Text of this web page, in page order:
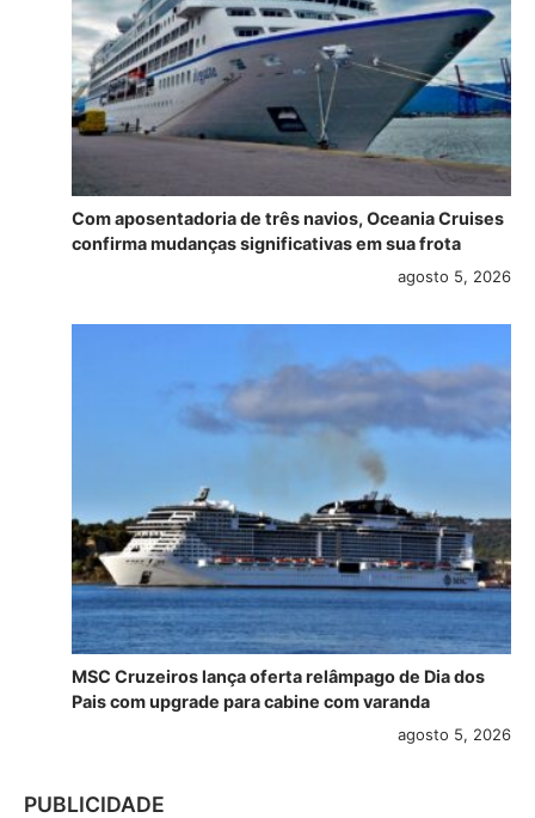
Com aposentadoria de três navios, Oceania Cruises
confirma mudanças significativas em sua frota
agosto 5, 2026
MSC Cruzeiros lança oferta relâmpago de Dia dos
Pais com upgrade para cabine com varanda
agosto 5, 2026
PUBLICIDADE